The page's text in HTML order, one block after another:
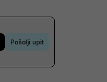
Pošalji upit